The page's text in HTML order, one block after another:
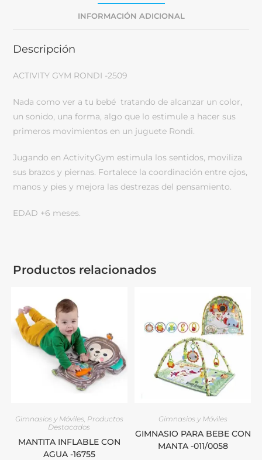
INFORMACIÓN ADICIONAL
Descripción
ACTIVITY GYM RONDI -2509
Nada como ver a tu bebé tratando de alcanzar un color,
un sonido, una forma, algo que lo estimule a hacer sus
primeros movimientos en un juguete Rondi.
Jugando en ActivityGym estimula los sentidos, moviliza
sus brazos y piernas. Fortalece la coordinación entre ojos,
manos y pies y mejora las destrezas del pensamiento.
EDAD +6 meses.
Productos relacionados
Gimnasios y Móviles Productos
Destacados
MANTITA INFLABLE CON
AGUA -16755
Gimnasios y Móviles
GIMNASIO PARA BEBE CON
MANTA -011/0058